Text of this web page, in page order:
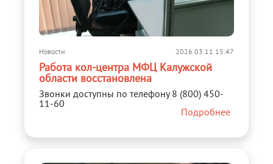
Новости 2026.03.11 15:47
Работа кол-центра МФЦ Калужской
области восстановлена
Звонки доступны по телефону 8 (800) 450-
11-60
Подробнее